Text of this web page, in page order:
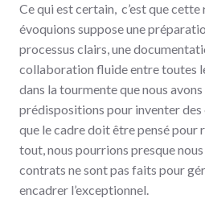
Ce qui est certain, c’est que
évoquions suppose une
processus clairs, une
collaboration fluide entre toutes
dans la tourmente que nous
prédispositions pour inventer des
que le cadre doit être pensé pour
tout, nous pourrions presque
contrats ne sont pas faits pour
encadrer l’exceptionnel.